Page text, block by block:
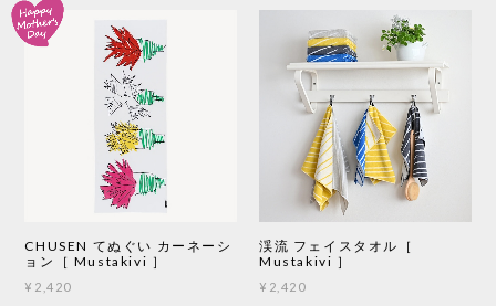
CHUSEN てぬぐい カーネーシ
ョン［ Mustakivi ］
¥2,420
渓流 フェイスタオル［
Mustakivi ］
¥2,420